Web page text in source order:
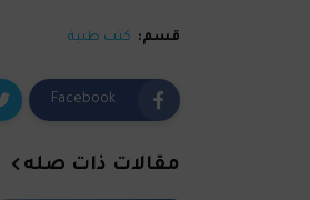
قسم: كتب طبية
Facebook
مقالات ذات صله